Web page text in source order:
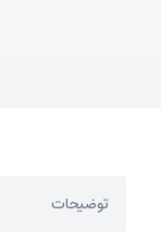
توضیحات